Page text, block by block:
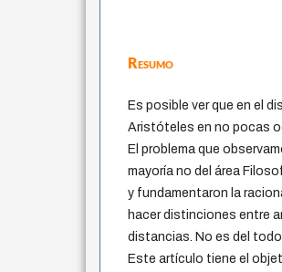
Resumo
Es posible ver que en el
Aristóteles en no pocas
El problema que
mayoría no del área
y fundamentaron la
hacer distinciones entre
distancias. No es del
Este artículo tiene el